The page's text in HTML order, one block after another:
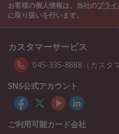
お客様の個人情報は、当社のプラ
に取り扱いを行います。
カスタマーサービス
045-335-8888（カスタ
SNS公式アカウント
ご利用可能カード会社